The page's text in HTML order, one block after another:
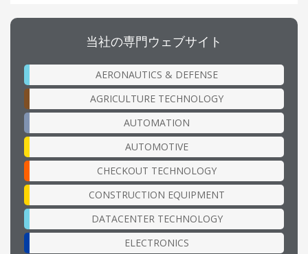
当社の専門ウェブサイト
AERONAUTICS & DEFENSE
AGRICULTURE TECHNOLOGY
AUTOMATION
AUTOMOTIVE
CHECKOUT TECHNOLOGY
CONSTRUCTION EQUIPMENT
DATACENTER TECHNOLOGY
ELECTRONICS